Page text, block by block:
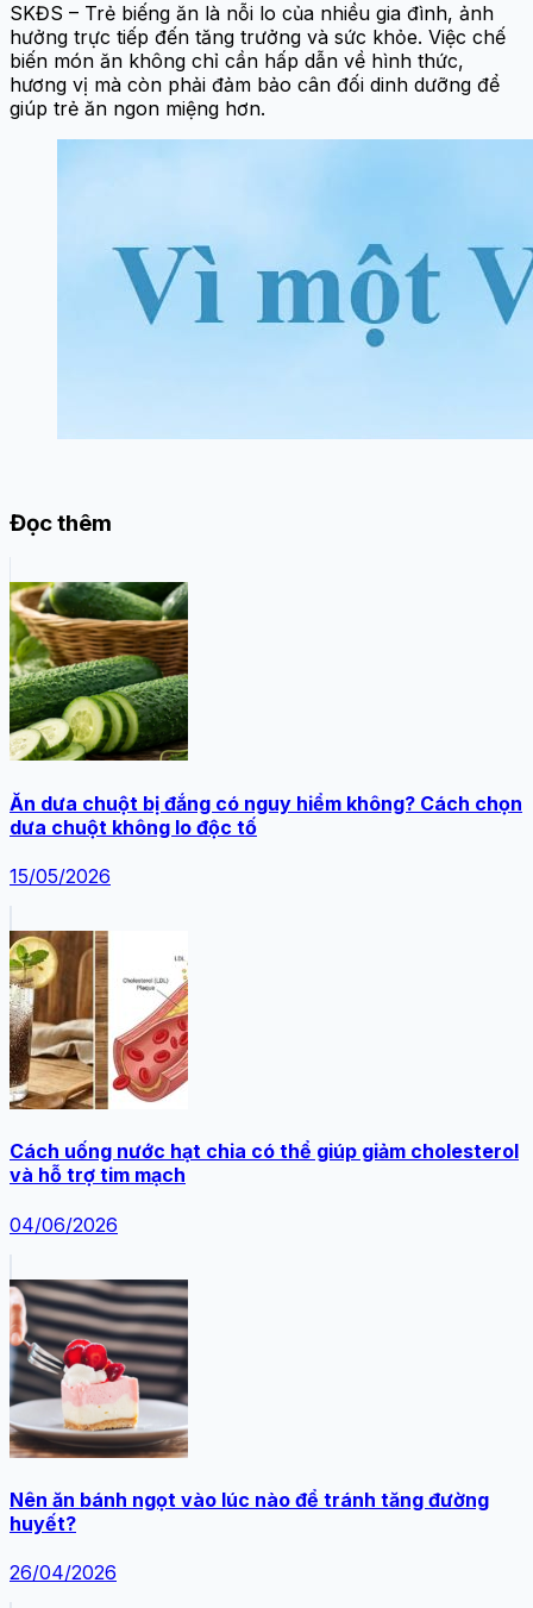
SKĐS – Trẻ biếng ăn là nỗi lo của nhiều gia đình, ảnh
hưởng trực tiếp đến tăng trưởng và sức khỏe. Việc chế
biến món ăn không chỉ cần hấp dẫn về hình thức,
hương vị mà còn phải đảm bảo cân đối dinh dưỡng để
giúp trẻ ăn ngon miệng hơn.
Đọc thêm
Ăn dưa chuột bị đắng có nguy hiểm không? Cách chọn
dưa chuột không lo độc tố
15/05/2026
Cách uống nước hạt chia có thể giúp giảm cholesterol
và hỗ trợ tim mạch
04/06/2026
Nên ăn bánh ngọt vào lúc nào để tránh tăng đường
huyết?
26/04/2026